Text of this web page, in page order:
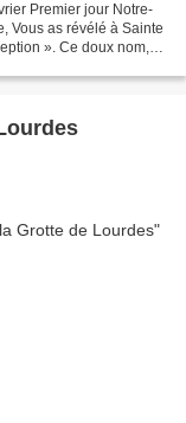
Premier jour Notre-
Vous as révélé à Sainte
». Ce doux nom,